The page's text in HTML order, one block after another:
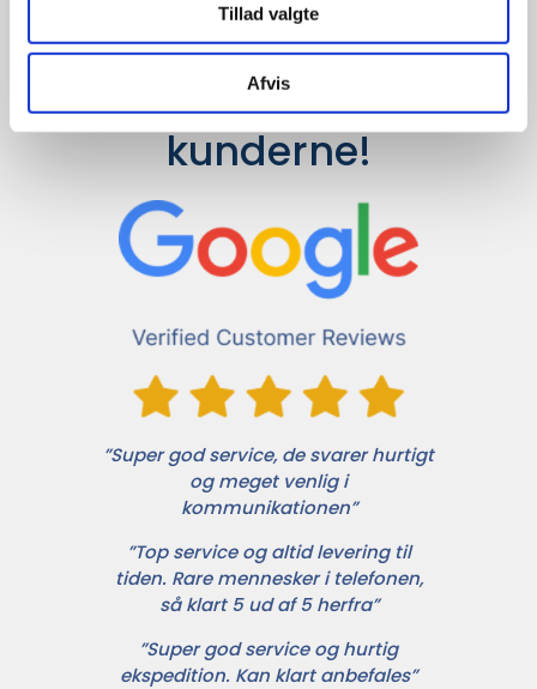
Tillad valgte
Afvis
Det siger
kunderne!
”Super god service, de svarer hurtigt
og meget venlig i
kommunikationen”
”Top service og altid levering til
tiden. Rare mennesker i telefonen,
så klart 5 ud af 5 herfra”
”Super god service og hurtig
ekspedition. Kan klart anbefales”